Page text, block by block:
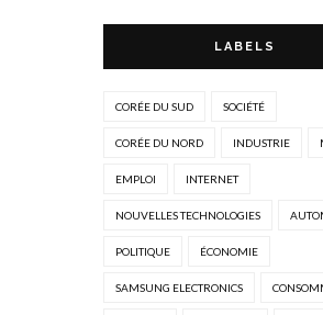
LABELS
CORÉE DU SUD SOCIÉTÉ
CORÉE DU NORD INDUSTRIE
EMPLOI INTERNET
NOUVELLES TECHNOLOGIES
POLITIQUE ÉCONOMIE
SAMSUNG ELECTRONICS